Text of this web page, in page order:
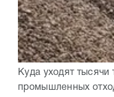
Куда уходят тысячи
промышленных